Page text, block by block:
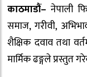
काठमाडौं– नेपाली
समाज, गरीवी,
शैक्षिक दवाव तथा
मार्मिक ढङ्गले प्रस्तुत